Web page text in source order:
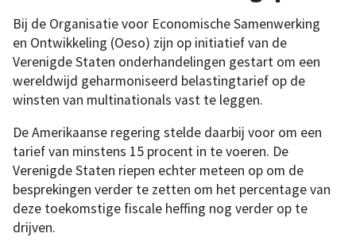
Bij de Organisatie voor Economische Samenwerking
en Ontwikkeling (Oeso) zijn op initiatief van de
Verenigde Staten onderhandelingen gestart om een ​​
wereldwijd geharmoniseerd belastingtarief op de
winsten van multinationals vast te leggen.
De Amerikaanse regering stelde daarbij voor om een
tarief van minstens 15 procent in te voeren. De
Verenigde Staten riepen echter meteen op om de
besprekingen verder te zetten om het percentage van
deze toekomstige fiscale heffing nog verder op te
drijven.